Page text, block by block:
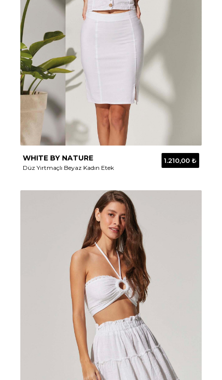
WHITE BY NATURE
Düz Yırtmaçlı Beyaz Kadın Etek
1.210,00 ₺